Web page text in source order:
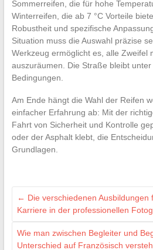
Sommerreifen, die für hohe
Winterreifen, die ab 7 °C Vorteile
Robustheit und spezifische
Situation muss die Auswahl präzise
Werkzeug ermöglicht es, alle Zweifel
auszuräumen. Die Straße bleibt
Bedingungen.
Am Ende hängt die Wahl der Reifen
einfacher Erfahrung ab: Mit der
Fahrt von Sicherheit und Kontrolle
oder der Asphalt klebt, die
Grundlagen.
← Die verschiedenen Ausbildungen
Karriere in der professionellen
Wie man zwischen Begleiter und
Unterschied auf Französisch